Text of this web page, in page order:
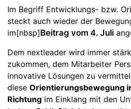
Im Begriff Entwicklungs- bzw.
steckt auch wieder der
im[nbsp]Beitrag vom 4. Juli
Dem nextleader wird immer
zukommen, dem Mitarbeiter
innovative Lösungen zu
diese Orientierungsbewegung
Richtung im Einklang mit den